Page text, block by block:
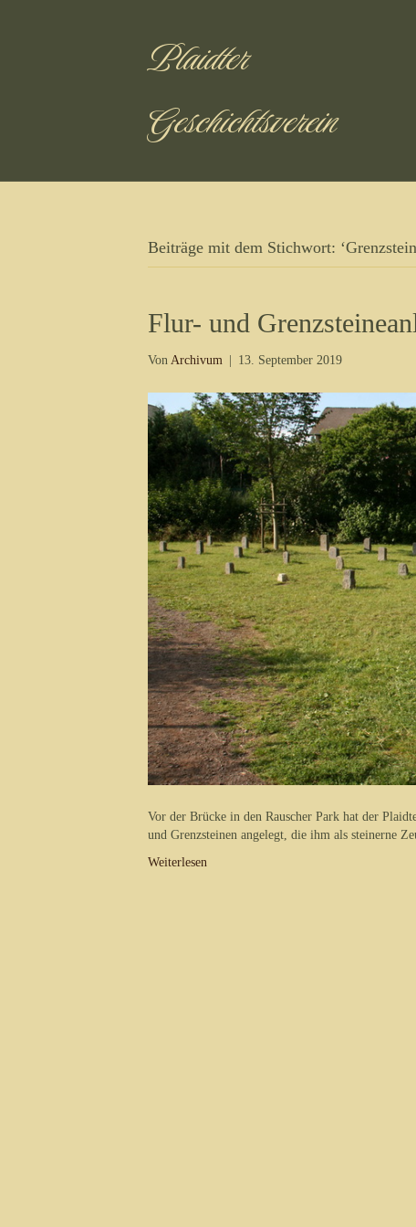
Plaidter
Geschichtsverein
Beiträge mit dem Stichwort:
Flur- und
Von Archivum 13. September 2019
Vor der Brücke in den Rauscher Park hat der
und Grenzsteinen angelegt, die ihm als steinerne
Weiterlesen